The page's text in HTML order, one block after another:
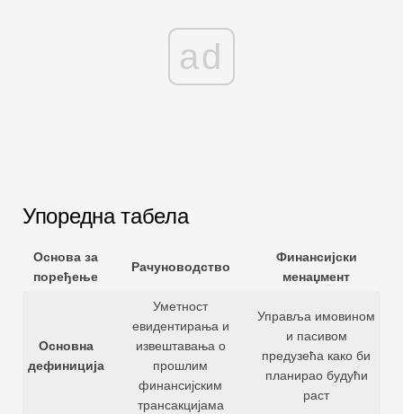
ad
Упоредна табела
Основа за
поређење
Рачуноводство
Финансијски
менаџмент
Основна
дефиниција
Уметност
евидентирања и
извештавања о
прошлим
финансијским
трансакцијама
Управља имовином
и пасивом
предузећа како би
планирао будући
раст